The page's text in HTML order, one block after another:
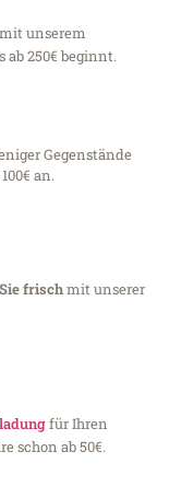
unserem
ab 250€ beginnt.
Gegenstände
an.
frischmit unserer
für Ihren
schon ab 50€.